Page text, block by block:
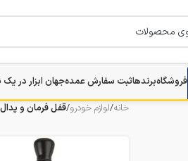
فروشگاهبرندهاثبت سفارش عمدهجهان ابزار در یک
خانه/لوازم خودرو/قفل فرمان و پدال